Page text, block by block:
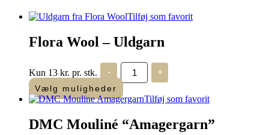
Tilføj som favorit
Flora Wool – Uldgarn
Kun 13 kr. pr. stk. -
Flora
Wool
-
Uldgarn
antal
+
Vælg muligheder
Tilføj som favorit
DMC Mouliné “Amagergarn”